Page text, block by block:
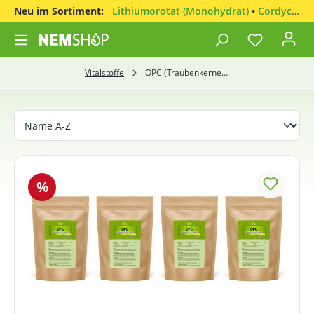
Neu im Sortiment: Lithiumorotat (Monohydrat) • Cordyceps sinensis
Vitalstoffe OPC (Traubenkernextrakt)
%